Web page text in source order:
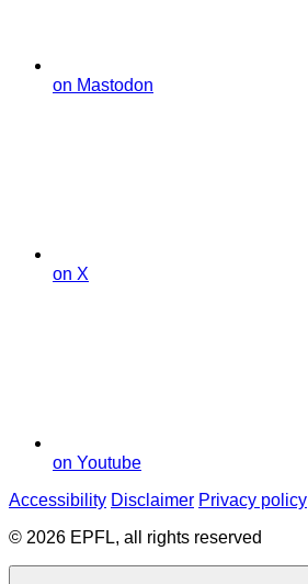
on Mastodon
on X
on Youtube
Accessibility Disclaimer Privacy policy
© 2026 EPFL, all rights reserved